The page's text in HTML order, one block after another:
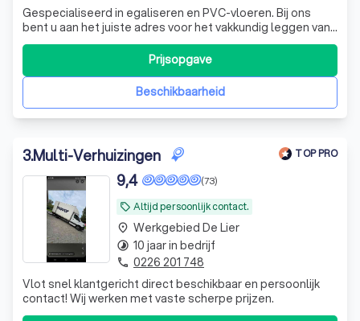
Gespecialiseerd in egaliseren en PVC-vloeren. Bij ons
bent u aan het juiste adres voor het vakkundig leggen van
uw nieuwe vloer. Wij combineren vakmanschap met oog
voor detail en werken alleen met materialen van
topkwaliteit. Wat kunt u van ons verwachten? ✔ Kwaliteit:
We gebruiken uitsluitend hoog
Beschikbaarheid
Prijsopgave
3.Multi-Verhuizingen TOP PRO
local_offer Altijd persoonlijk contact.
(73)
9,4
Vlot snel klantgericht direct beschikbaar en persoonlijk
contact! Wij werken met vaste scherpe prijzen.
place Werkgebied De Lier
timelapse 10 jaar in bedrijf
phone 0226 201 748